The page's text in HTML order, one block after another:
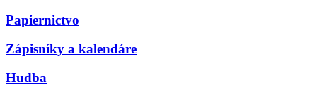
Papiernictvo
Zápisníky a kalendáre
Hudba